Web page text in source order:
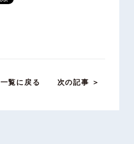
一覧に戻る 次の記事 ＞